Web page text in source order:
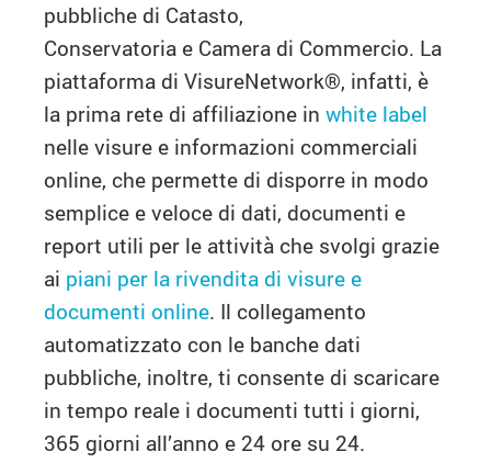
pubbliche di Catasto,
Conservatoria e Camera di Commercio. La
piattaforma di VisureNetwork®, infatti, è
la prima rete di affiliazione in white label
nelle visure e informazioni commerciali
online, che permette di disporre in modo
semplice e veloce di dati, documenti e
report utili per le attività che svolgi grazie
ai piani per la rivendita di visure e
documenti online. Il collegamento
automatizzato con le banche dati
pubbliche, inoltre, ti consente di scaricare
in tempo reale i documenti tutti i giorni,
365 giorni all’anno e 24 ore su 24.